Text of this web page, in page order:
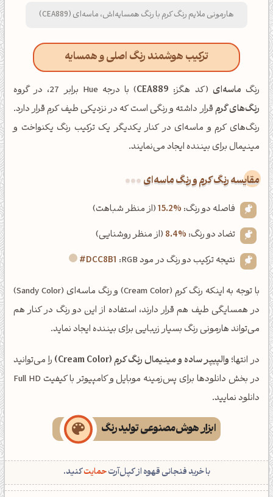
هارمونی ملایم رنگ کرم با رنگ همسایه‌اش، ماسه‌ای (CEA889)
ترکیب هوشمند رنگ اصلی و همسایه
رنگ ماسه‌ای (کد هگز: CEA889) با درجه Hue برابر 27، در گروه
رنگ‌های گرمقرار داشته و رنگی است که در نزدیکی طیف کرم قرار دارد.
رنگ‌های کرم و ماسه‌ای در کنار یکدیگر یک ترکیب رنگ یکنواخت و
مینیمال برای بیننده ایجاد می‌نمایند.
‌مقایسه رنگ کرم و رنگ ماسه‌ای
فاصله دو رنگ: 15.2%(از منظر شباهت)
تضاد دو رنگ: 8.4% (از منظر روشنایی)
نتیجه ترکیب دو رنگ در مود RGB:
#DCC8B1
با توجه به اینکه رنگ کرم (Cream Color) و رنگ ماسه‌ای (Sandy Color)
در همسایگی طیف هم قرار دارند، استفاده از این دو رنگ در کنار هم
می‌تواند هارمونی رنگ بسیار زیبایی برای بیننده ایجاد نماید.
در انتها؛ والپیپر ساده و مینیمال رنگ کرم (Cream Color)
را می‌توانید
در بخش دانلودها برای پس‌زمینه موبایل و کامپیوتر با کیفیت Full HD
دانلود نمایید.
ابزار هوش‌مصنوعی تولید رنگ
با خرید فنجانی قهوه از کپل‌آرتحمایتکنید.